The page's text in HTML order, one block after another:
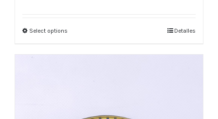
Select options Detalles